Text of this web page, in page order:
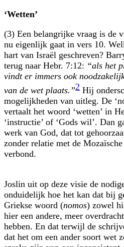
‘Wetten’
(3) Een belangrijke vraag is de
nu eigenlijk gaat in vers 10.
hart van Israël geschreven?
terug naar Hebr. 7:12: “als het
vindt er immers ook
van de wet plaats.”2 Hij
mogelijkheden van uitleg. De
vertaalt het woord ‘wetten’ in
‘instructie’ of ‘Gods wil’. Dan
werk van God, dat tot
zonder relatie met de
verbond.
Joslin uit op deze visie de
onduidelijk hoe het kan dat bij
Griekse woord (nomos) zowel
hier een andere, meer
hebben. En dat terwijl de
dat het om een ander soort wet